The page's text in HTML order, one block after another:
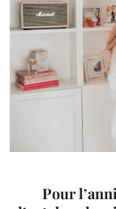
Pour